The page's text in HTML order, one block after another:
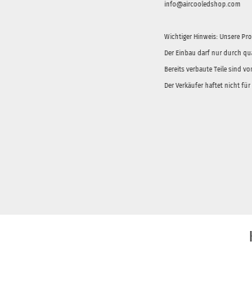
info@aircooledshop.com
Wichtiger Hinweis: Unsere
Der Einbau darf nur durch
Bereits verbaute Teile sind
Der Verkäufer haftet nicht für